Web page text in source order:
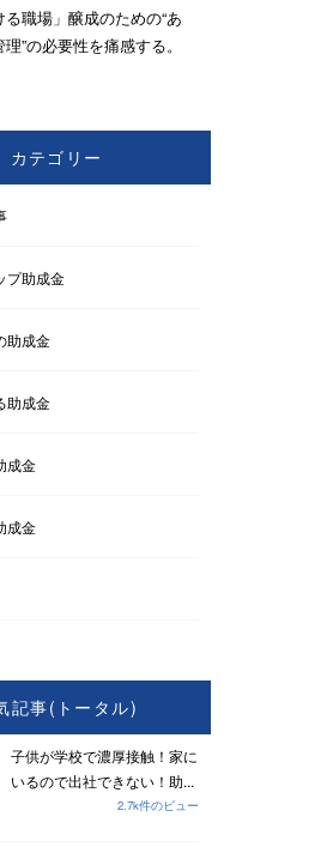
職場」醸成のための“あ
”の必要性を痛感する。
カテゴリー
プ助成金
助成金
助成金
成金
成金
記事(トータル)
子供が学校で濃厚接触！家に
いるので出社できない！助...
2.7k件のビュー